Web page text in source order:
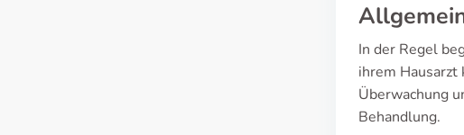
In der Regel
ihrem
Überwachung
Behandlung.